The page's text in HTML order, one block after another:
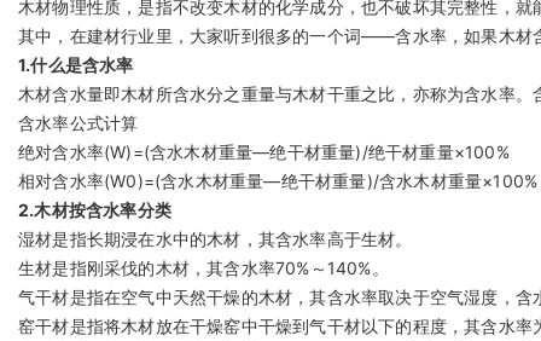
木材物理性质，是指不改变木材的化学成分，也不破坏其完整性，就
其中，在建材行业里，大家听到很多的一个词——含水率，如果木材
1.什么是含水率
木材含水量即木材所含水分之重量与木材干重之比，亦称为含水率
含水率公式计算
绝对含水率(W)=(含水木材重量—绝干材重量)/绝干材重量×100%
相对含水率(W0)=(含水木材重量—绝干材重量)/含水木材重量×100%
2.木材按含水率分类
湿材是指长期浸在水中的木材，其含水率高于生材。
生材是指刚采伐的木材，其含水率70%～140%。
气干材是指在空气中天然干燥的木材，其含水率取决于空气湿度，含
窑干材是指将木材放在干燥窑中干燥到气干材以下的程度，其含水率